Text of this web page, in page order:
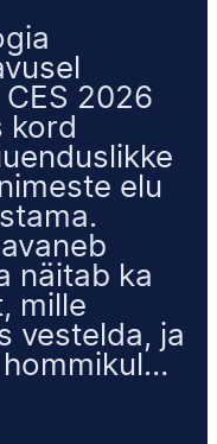
2026
kord
elu
näitab ka
mille
vestelda, ja
hommikul…